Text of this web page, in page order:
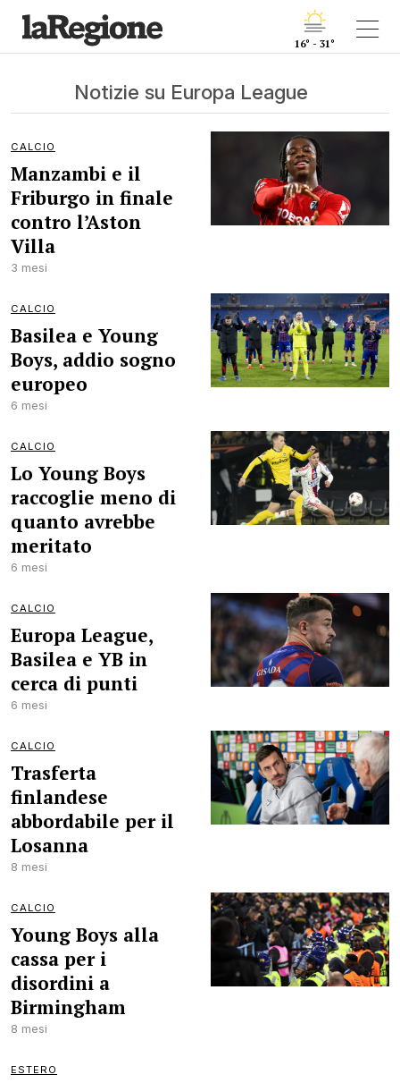
16° - 31°
Notizie su Europa League
CALCIO
Manzambi e il
Friburgo in finale
contro l’Aston
Villa
3 mesi
CALCIO
Basilea e Young
Boys, addio sogno
europeo
6 mesi
CALCIO
Lo Young Boys
raccoglie meno di
quanto avrebbe
meritato
6 mesi
CALCIO
Europa League,
Basilea e YB in
cerca di punti
6 mesi
CALCIO
Trasferta
finlandese
abbordabile per il
Losanna
8 mesi
CALCIO
Young Boys alla
cassa per i
disordini a
Birmingham
8 mesi
ESTERO